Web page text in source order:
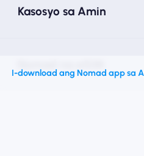
Kasosyo sa Amin
I-download ang Nomad app sa